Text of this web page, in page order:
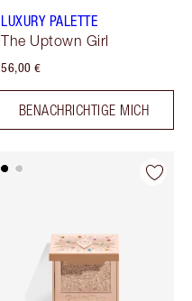
LUXURY PALETTE
The Uptown Girl
56,00 €
BENACHRICHTIGE MICH